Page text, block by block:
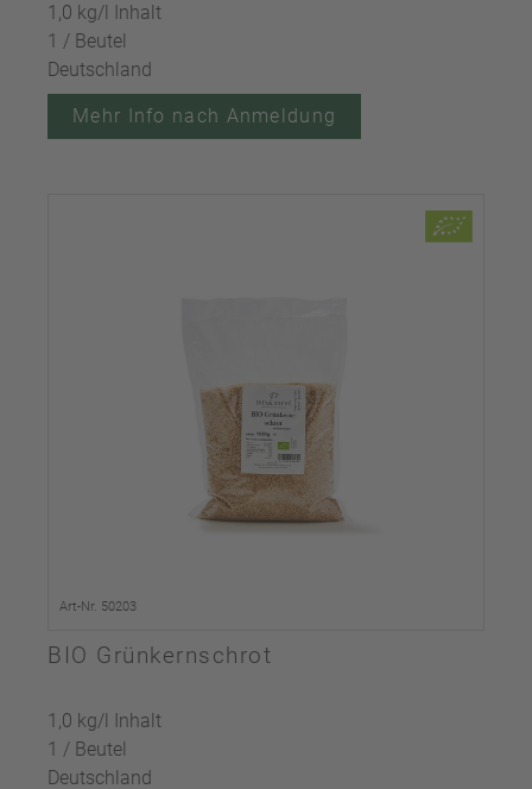
1,0 kg/l Inhalt
1 / Beutel
Deutschland
Mehr Info nach Anmeldung
Art-Nr. 50203
BIO Grünkernschrot
1,0 kg/l Inhalt
1 / Beutel
Deutschland